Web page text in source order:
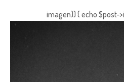
imagen)) { echo $post-